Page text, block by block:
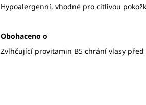
Hypoalergenní, vhodné pro citlivou
Obohaceno o
Zvlhčující provitamin B5 chrání vlasy